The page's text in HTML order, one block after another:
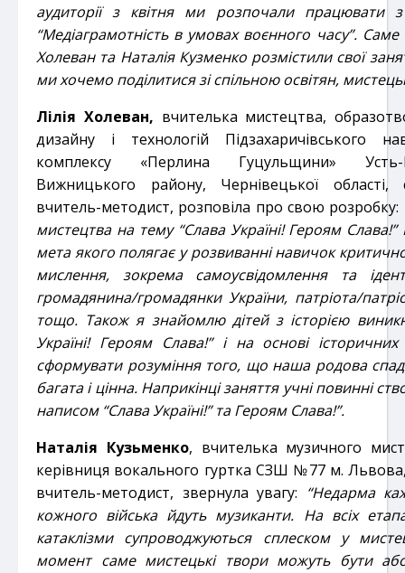
аудиторії з квітня ми розпочали працювати
“Медіаграмотність в умовах воєнного часу”. Саме
Холеван та Наталія Кузменко розмістили свої
ми хочемо поділитися зі спільною освітян,
Лілія Холеван, вчителька мистецтва,
дизайну і технологій Підзахаричівського
комплексу «Перлина Гуцульщини» Усть-
Вижницького району, Чернівецької області,
вчитель-методист, розповіла про свою розробку:
мистецтва на тему “Слава Україні! Героям Слава!”
мета якого полягає у розвиванні навичок
мислення, зокрема самоусвідомлення та
громадянина/громадянки України, патріота/
тощо. Також я знайомлю дітей з історією
Україні! Героям Слава!” і на основі
сформувати розуміння того, що наша родова
багата і цінна. Наприкінці заняття учні повинні
написом “Слава Україні!” та Героям Слава!”.
Наталія Кузьменко, вчителька музичного
керівниця вокального гуртка СЗШ №77 м.
вчитель-методист, звернула увагу: “Недарма
кожного війська йдуть музиканти. На всіх
катаклізми супроводжуються сплеском у
момент саме мистецькі твори можуть бути